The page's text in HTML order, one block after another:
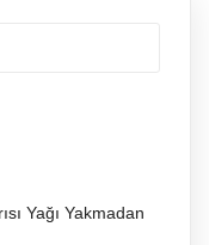
Yağı Yakmadan